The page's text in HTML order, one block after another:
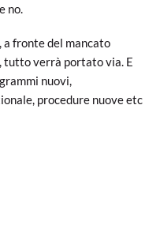
no.
fronte del mancato
tutto verrà portato via. E
nuovi,
procedure nuove etc